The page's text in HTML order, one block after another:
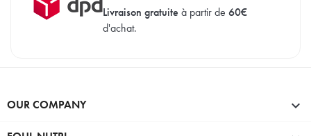
Livraison gratuite à partir de 60€
d'achat.
OUR COMPANY 